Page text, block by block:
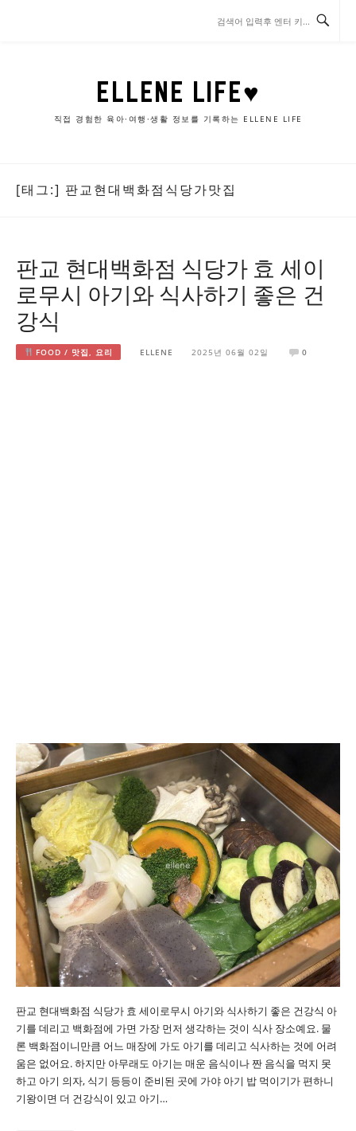
ELLENE LIFE♥
직접 경험한 육아·여행·생활 정보를 기록하는 ELLENE LIFE
[태그:] 판교현대백화점식당가맛집
판교 현대백화점 식당가 효 세이
로무시 아기와 식사하기 좋은 건
강식
FOOD / 맛집, 요리 ELLENE 2025년 06월 02일 0
판교 현대백화점 식당가 효 세이로무시 아기와 식사하기 좋은 건강식 아
기를 데리고 백화점에 가면 가장 먼저 생각하는 것이 식사 장소예요. 물
론 백화점이니만큼 어느 매장에 가도 아기를 데리고 식사하는 것에 어려
움은 없어요. 하지만 아무래도 아기는 매운 음식이나 짠 음식을 먹지 못
하고 아기 의자, 식기 등등이 준비된 곳에 가야 아기 밥 먹이기가 편하니
기왕이면 더 건강식이 있고 아기…